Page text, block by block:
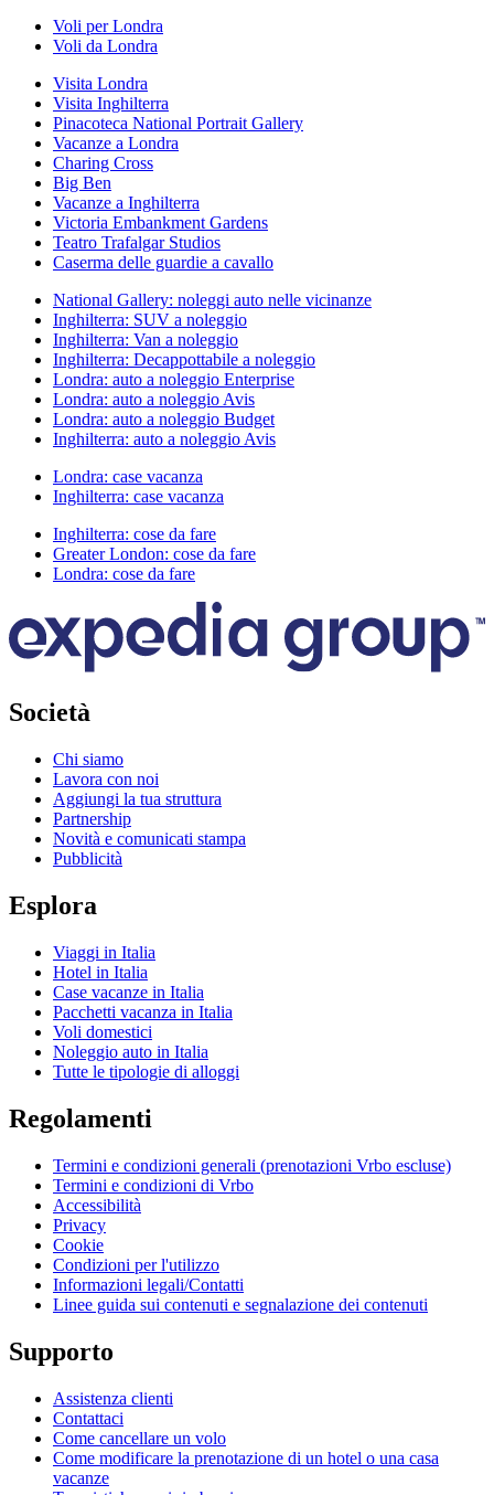
Voli per Londra
Voli da Londra
Visita Londra
Visita Inghilterra
Pinacoteca National Portrait Gallery
Vacanze a Londra
Charing Cross
Big Ben
Vacanze a Inghilterra
Victoria Embankment Gardens
Teatro Trafalgar Studios
Caserma delle guardie a cavallo
National Gallery: noleggi auto nelle vicinanze
Inghilterra: SUV a noleggio
Inghilterra: Van a noleggio
Inghilterra: Decappottabile a noleggio
Londra: auto a noleggio Enterprise
Londra: auto a noleggio Avis
Londra: auto a noleggio Budget
Inghilterra: auto a noleggio Avis
Londra: case vacanza
Inghilterra: case vacanza
Inghilterra: cose da fare
Greater London: cose da fare
Londra: cose da fare
Società
Chi siamo
Lavora con noi
Aggiungi la tua struttura
Partnership
Novità e comunicati stampa
Pubblicità
Esplora
Viaggi in Italia
Hotel in Italia
Case vacanze in Italia
Pacchetti vacanza in Italia
Voli domestici
Noleggio auto in Italia
Tutte le tipologie di alloggi
Regolamenti
Termini e condizioni generali (prenotazioni Vrbo escluse)
Termini e condizioni di Vrbo
Accessibilità
Privacy
Cookie
Condizioni per l'utilizzo
Informazioni legali/Contatti
Linee guida sui contenuti e segnalazione dei contenuti
Supporto
Assistenza clienti
Contattaci
Come cancellare un volo
Come modificare la prenotazione di un hotel o una casa
vacanze